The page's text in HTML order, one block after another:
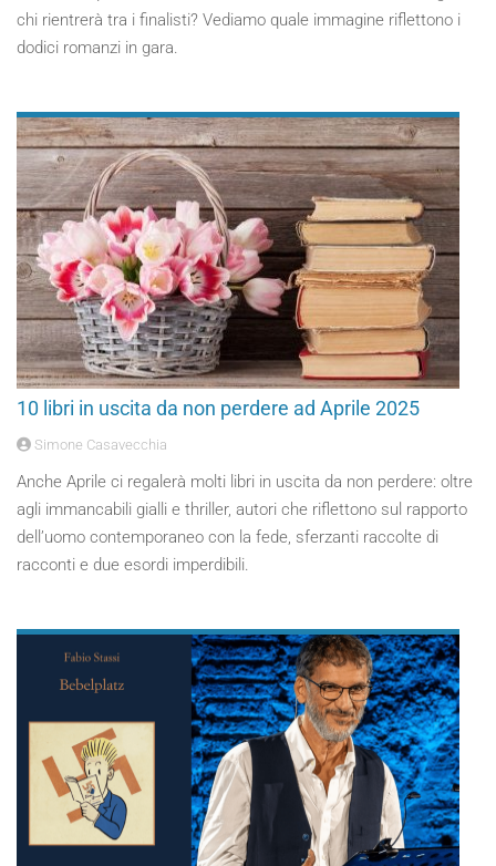
chi rientrerà tra i finalisti? Vediamo quale immagine riflettono i
dodici romanzi in gara.
10 libri in uscita da non perdere ad Aprile 2025
Simone Casavecchia
Anche Aprile ci regalerà molti libri in uscita da non perdere: oltre
agli immancabili gialli e thriller, autori che riflettono sul rapporto
dell’uomo contemporaneo con la fede, sferzanti raccolte di
racconti e due esordi imperdibili.